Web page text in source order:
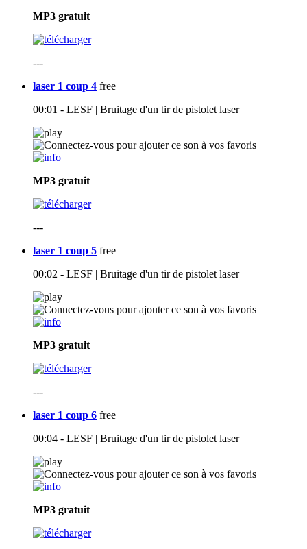
MP3 gratuit
---
laser 1 coup 4 free
00:01 - LESF | Bruitage d'un tir de pistolet laser
MP3 gratuit
---
laser 1 coup 5 free
00:02 - LESF | Bruitage d'un tir de pistolet laser
MP3 gratuit
---
laser 1 coup 6 free
00:04 - LESF | Bruitage d'un tir de pistolet laser
MP3 gratuit